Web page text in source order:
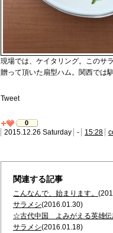
現場では、ケイタリング。このサ
贈って頂いた扇型ハム。関西では
Tweet
0
2015.12.26 Saturday - 15:28
関連する記事
こんなんで、始まります。
サラメシ(2016.01.30)
☆古代中国 よみがえる英雄
サラメシ(2016.01.18)